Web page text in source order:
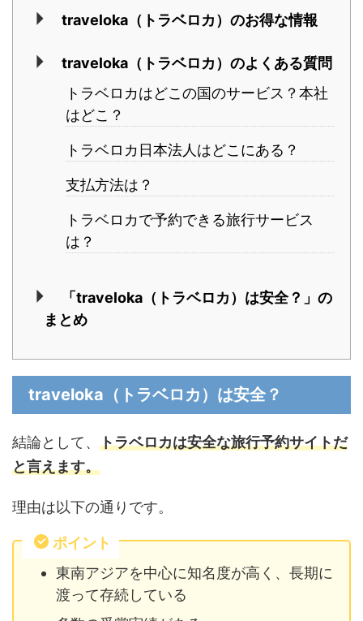
traveloka（トラベロカ）のお得な情報
traveloka（トラベロカ）のよくある質問
トラベロカはどこの国のサービス？本社
はどこ？
トラベロカ日本法人はどこにある？
支払方法は？
トラベロカで予約できる旅行サービス
は？
「traveloka（トラベロカ）は安全？」の
まとめ
traveloka（トラベロカ）は安全？
結論として、 トラベロカは安全な旅行予約サイトだ
と言えます。
理由は以下の通りです。
ポイント
東南アジアを中心に知名度が高く、長期に
渡って存続している